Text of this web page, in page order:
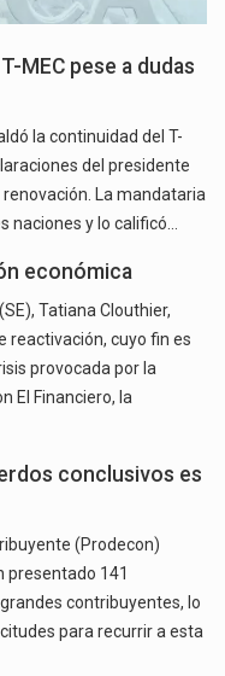
MEC pese a dudas
la continuidad del T-
del presidente
La mandataria
naciones y lo calificó…
económica
Tatiana Clouthier,
reactivación, cuyo fin es
provocada por la
El Financiero, la
conclusivos es
(Prodecon)
presentado 141
contribuyentes, lo
para recurrir a esta